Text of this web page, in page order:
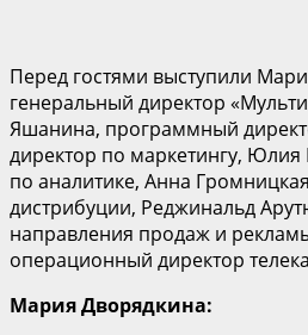
Перед гостями выступили
генеральный директор
Яшанина, программный
директор по маркетингу, Юлия
по аналитике, Анна
дистрибуции, Реджинальд
направления продаж и
операционный директор
Мария Дворядкина: